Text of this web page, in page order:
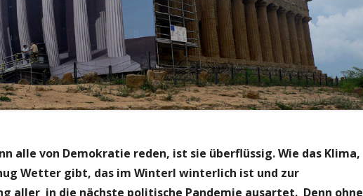
alle von Demokratie reden, ist sie überflüssig. Wie das Klima,
Wetter gibt, das im Winterl winterlich ist und zur
aller in die nächste politische Pandemie ausartet. Denn ohne